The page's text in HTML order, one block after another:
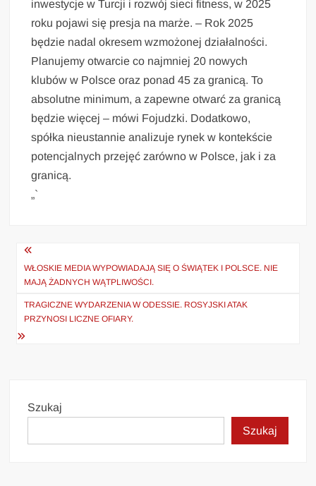
inwestycje w Turcji i rozwój sieci fitness, w 2025
roku pojawi się presja na marże. – Rok 2025
będzie nadal okresem wzmożonej działalności.
Planujemy otwarcie co najmniej 20 nowych
klubów w Polsce oraz ponad 45 za granicą. To
absolutne minimum, a zapewne otwarć za granicą
będzie więcej – mówi Fojudzki. Dodatkowo,
spółka nieustannie analizuje rynek w kontekście
potencjalnych przejęć zarówno w Polsce, jak i za
granicą.
„`
Nawigacja
wpisu
WŁOSKIE MEDIA WYPOWIADAJĄ SIĘ O ŚWIĄTEK I POLSCE. NIE
MAJĄ ŻADNYCH WĄTPLIWOŚCI.
TRAGICZNE WYDARZENIA W ODESSIE. ROSYJSKI ATAK
PRZYNOSI LICZNE OFIARY.
Szukaj
Szukaj